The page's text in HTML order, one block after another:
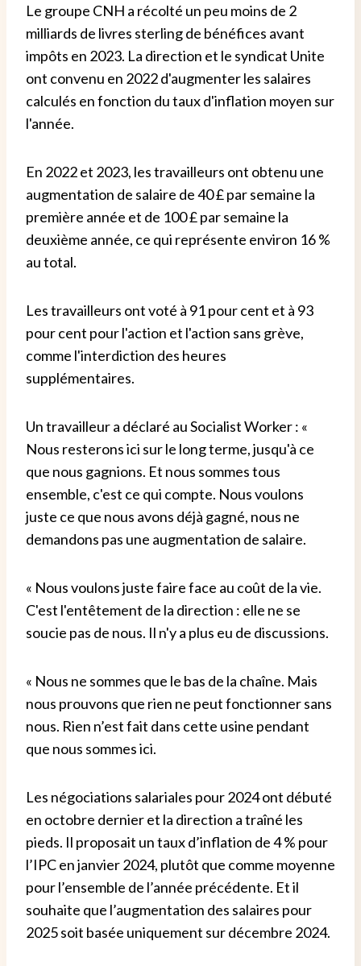
Le groupe CNH a récolté un peu moins de 2
milliards de livres sterling de bénéfices avant
impôts en 2023. La direction et le syndicat Unite
ont convenu en 2022 d'augmenter les salaires
calculés en fonction du taux d'inflation moyen sur
l'année.
En 2022 et 2023, les travailleurs ont obtenu une
augmentation de salaire de 40 £ par semaine la
première année et de 100 £ par semaine la
deuxième année, ce qui représente environ 16 %
au total.
Les travailleurs ont voté à 91 pour cent et à 93
pour cent pour l'action et l'action sans grève,
comme l'interdiction des heures
supplémentaires.
Un travailleur a déclaré au Socialist Worker : «
Nous resterons ici sur le long terme, jusqu'à ce
que nous gagnions. Et nous sommes tous
ensemble, c'est ce qui compte. Nous voulons
juste ce que nous avons déjà gagné, nous ne
demandons pas une augmentation de salaire.
« Nous voulons juste faire face au coût de la vie.
C'est l'entêtement de la direction : elle ne se
soucie pas de nous. Il n'y a plus eu de discussions.
« Nous ne sommes que le bas de la chaîne. Mais
nous prouvons que rien ne peut fonctionner sans
nous. Rien n’est fait dans cette usine pendant
que nous sommes ici.
Les négociations salariales pour 2024 ont débuté
en octobre dernier et la direction a traîné les
pieds. Il proposait un taux d’inflation de 4 % pour
l’IPC en janvier 2024, plutôt que comme moyenne
pour l’ensemble de l’année précédente. Et il
souhaite que l’augmentation des salaires pour
2025 soit basée uniquement sur décembre 2024.